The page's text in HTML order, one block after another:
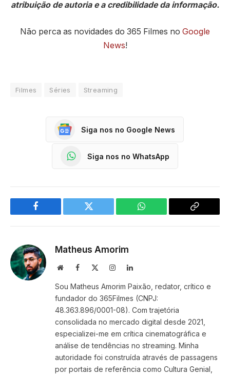
atribuição de autoria e a credibilidade da informação.
Não perca as novidades do 365 Filmes no Google
News!
Filmes Séries Streaming
Siga nos no Google News
Siga nos no WhatsApp
Facebook Twitter WhatsApp
Copy
Matheus Amorim
WebsiteFacebook InstagramLinkedIn
Sou Matheus Amorim Paixão, redator, crítico e
fundador do 365Filmes (CNPJ:
48.363.896/0001-08). Com trajetória
consolidada no mercado digital desde 2021,
especializei-me em crítica cinematográfica e
análise de tendências no streaming. Minha
autoridade foi construída através de passagens
por portais de referência como Cultura Genial,